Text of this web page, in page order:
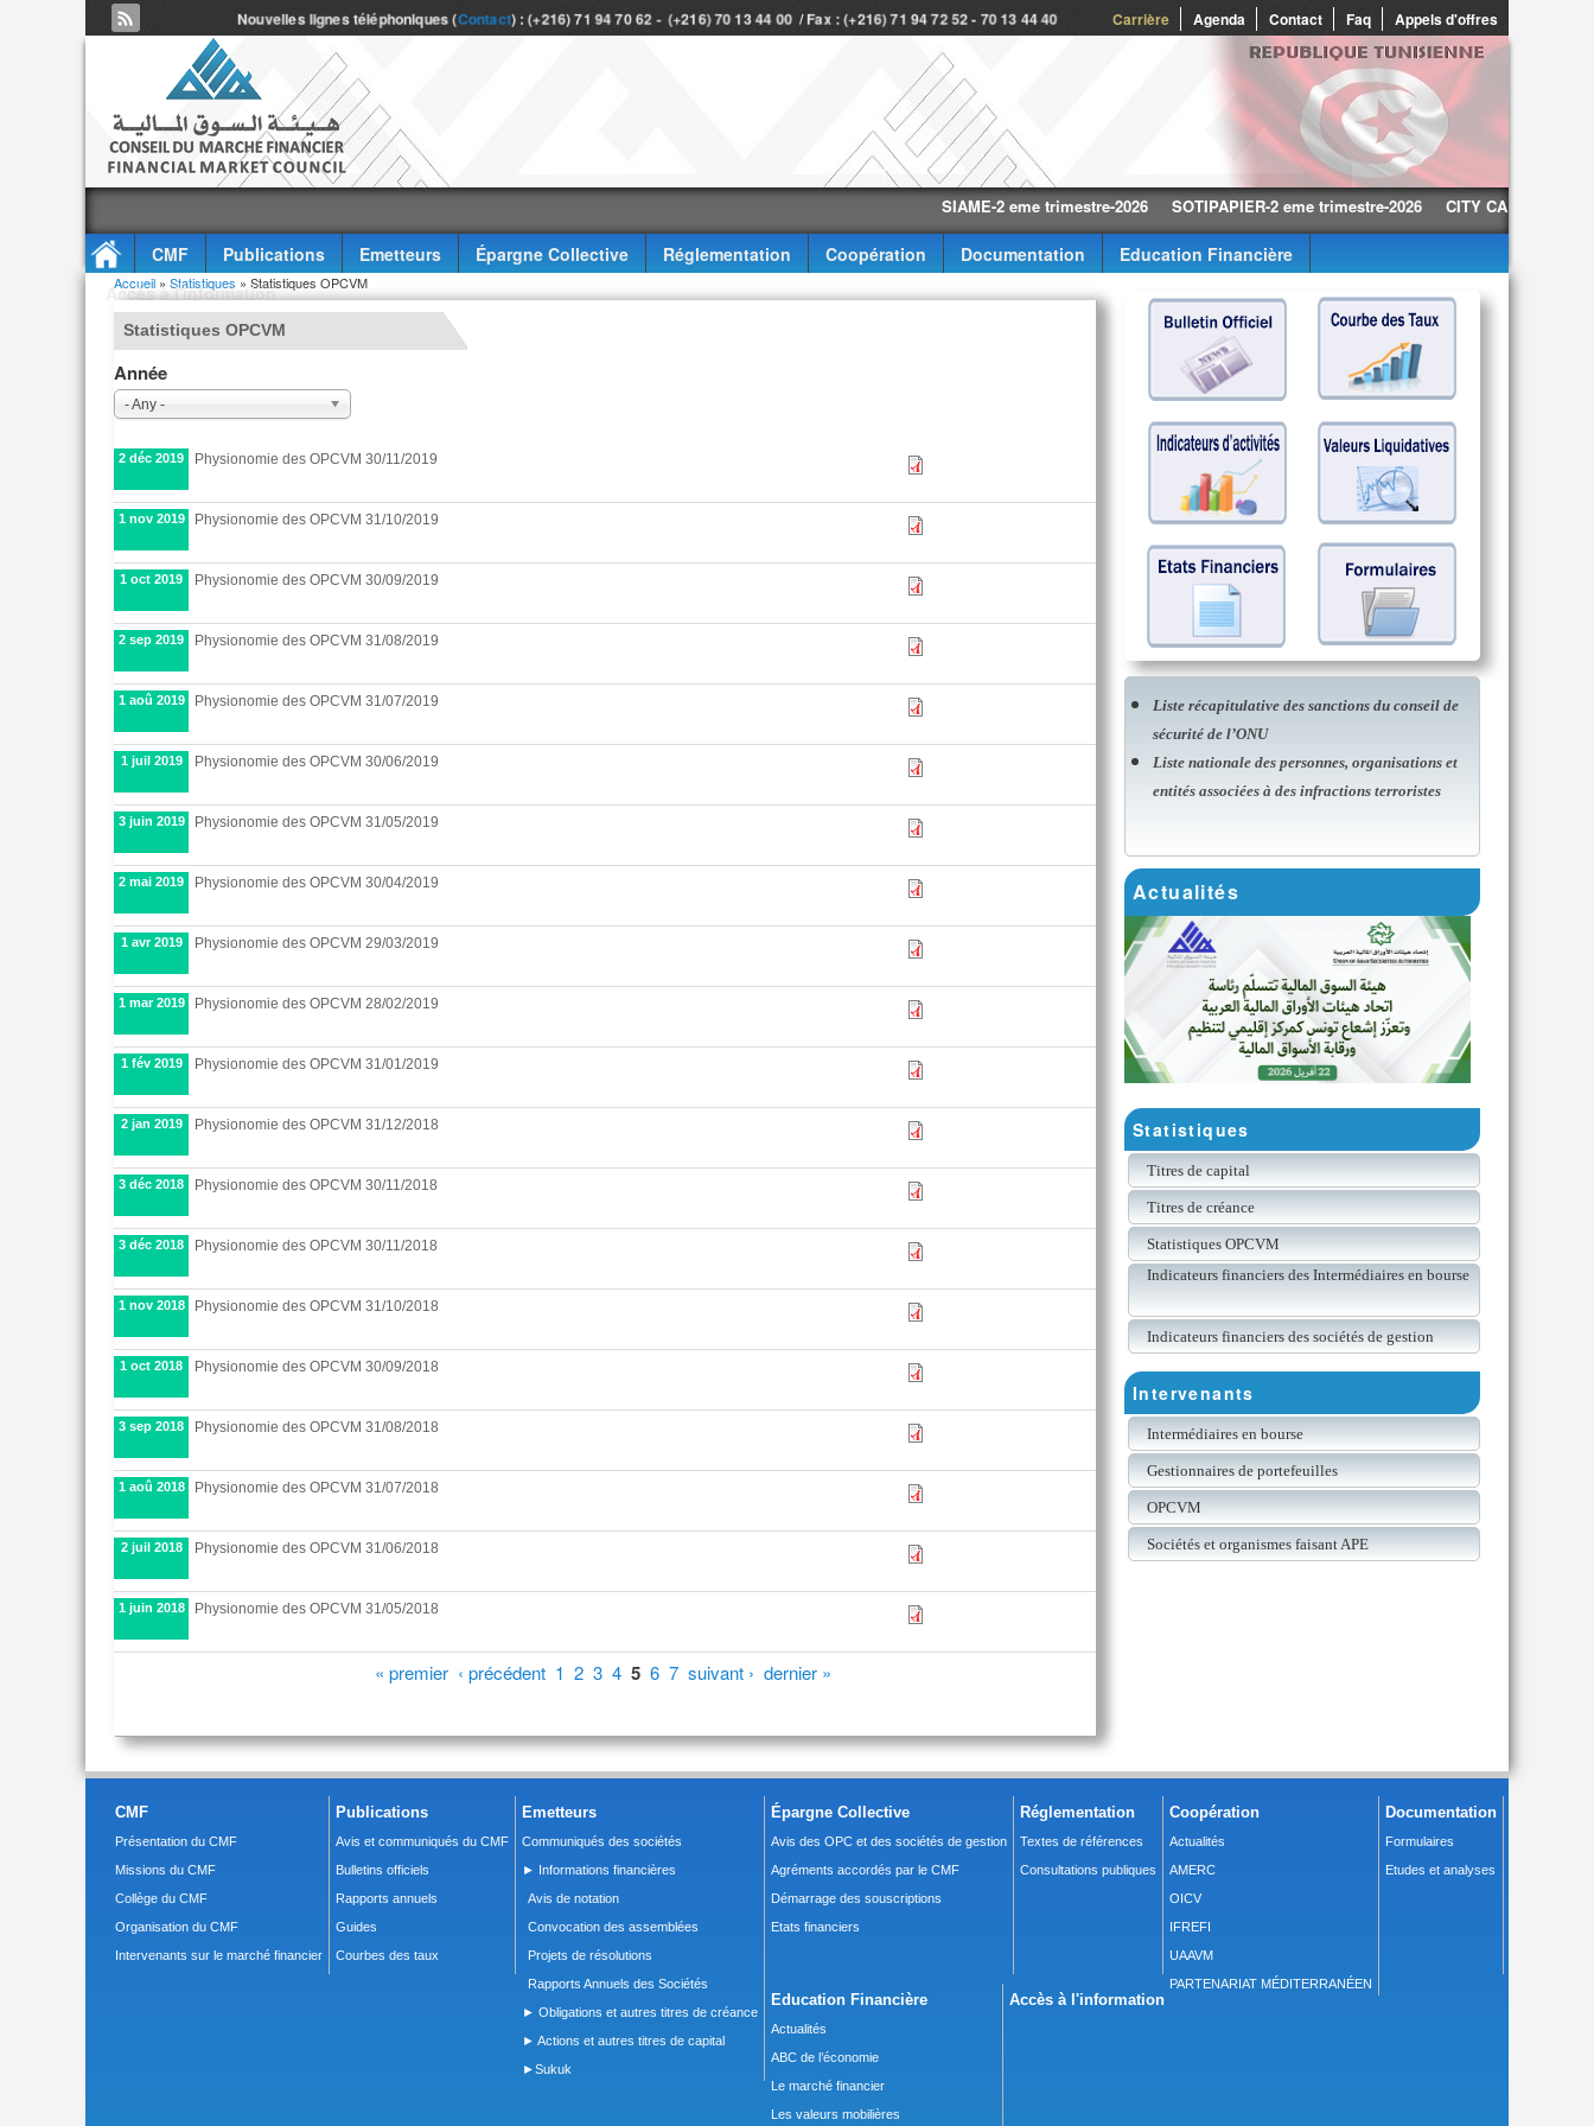
Carrière Agenda Contact Faq Appels d'offres
Nouvelles lignes téléphoniques (Contact) : (+216) 71 94 70 62 - (+216) 70 13 44 00 / Fax : (+216) 71 94 72 52 - 70 13 44 40
SIAME-2 eme trimestre-2026 SOTIPAPIER-2 eme trimestre-2026 CITY CARS-2 eme
CMF Publications Emetteurs Épargne Collective Réglementation Coopération Documentation
Education Financière
Accès à l'information
Vous êtes ici
Accueil » Statistiques » Statistiques OPCVM
Statistiques OPCVM
Année
- Any -
2 déc 2019 Physionomie des OPCVM 30/11/2019
1 nov 2019 Physionomie des OPCVM 31/10/2019
1 oct 2019 Physionomie des OPCVM 30/09/2019
2 sep 2019 Physionomie des OPCVM 31/08/2019
1 aoû 2019 Physionomie des OPCVM 31/07/2019
1 juil 2019 Physionomie des OPCVM 30/06/2019
3 juin 2019 Physionomie des OPCVM 31/05/2019
2 mai 2019 Physionomie des OPCVM 30/04/2019
1 avr 2019 Physionomie des OPCVM 29/03/2019
1 mar 2019 Physionomie des OPCVM 28/02/2019
1 fév 2019 Physionomie des OPCVM 31/01/2019
2 jan 2019 Physionomie des OPCVM 31/12/2018
3 déc 2018 Physionomie des OPCVM 30/11/2018
3 déc 2018 Physionomie des OPCVM 30/11/2018
1 nov 2018 Physionomie des OPCVM 31/10/2018
1 oct 2018 Physionomie des OPCVM 30/09/2018
3 sep 2018 Physionomie des OPCVM 31/08/2018
1 aoû 2018 Physionomie des OPCVM 31/07/2018
2 juil 2018 Physionomie des OPCVM 31/06/2018
1 juin 2018 Physionomie des OPCVM 31/05/2018
« premier ‹ précédent 1 2 3 4 5 6 7 suivant › dernier »
Liste récapitulative des sanctions du conseil de
sécurité de l’ONU
Liste nationale des personnes, organisations et
entités associées à des infractions terroristes
Actualités
Statistiques
Titres de capital
Titres de créance
Statistiques OPCVM
Indicateurs financiers des Intermédiaires en bourse
Indicateurs financiers des sociétés de gestion
Intervenants
Intermédiaires en bourse
Gestionnaires de portefeuilles
OPCVM
Sociétés et organismes faisant APE
CMF
Présentation du CMF
Missions du CMF
Collège du CMF
Organisation du CMF
Intervenants sur le marché financier
Publications
Avis et communiqués du CMF
Bulletins officiels
Rapports annuels
Guides
Courbes des taux
Emetteurs
Communiqués des sociétés
► Informations financières
Avis de notation
Convocation des assemblées
Projets de résolutions
Rapports Annuels des Sociétés
► Obligations et autres titres de créance
► Actions et autres titres de capital
►Sukuk
Épargne Collective
Avis des OPC et des sociétés de gestion
Agréments accordés par le CMF
Démarrage des souscriptions
Etats financiers
Réglementation
Textes de références
Consultations publiques
Coopération
Actualités
AMERC
OICV
IFREFI
UAAVM
PARTENARIAT MÉDITERRANÉEN
Documentation
Formulaires
Etudes et analyses
Education Financière
Actualités
ABC de l’économie
Le marché financier
Les valeurs mobilières
Accès à l'information